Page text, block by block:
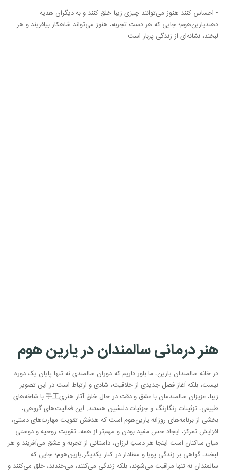
• احساس کنند هنوز می‌توانند چیزی زیبا خلق کنند و به دیگران هدیه
دهندیارین‌هوم؛ جایی که هر دستِ تجربه، هنوز می‌تواند شاهکار بیافریند و هر
لبخند، نشانه‌ای از زندگی پربار است.
هنر درمانی سالمندان در یارین هوم
در خانه سالمندان یارین، ما باور داریم که دوران سالمندی نه تنها پایان یک دوره
نیست، بلکه آغاز فصل جدیدی از خلاقیت، شادی و ارتباط است.در این تصویر
زیبا، عزیزان سالمندمان با عشق و دقت در حال خلق آثار هنری手工 با شاخه‌های
طبیعی، تزئینات رنگارنگ و جزئیات دلنشین هستند. این فعالیت‌های گروهی،
بخشی از برنامه‌های روزانه یارین‌هوم است که هدفش تقویت مهارت‌های دستی،
افزایش تمرکز، ایجاد حس مفید بودن و مهم‌تر از همه، تقویت روحیه و دوستی
میان ساکنان است.اینجا هر دستِ لرزان، داستانی از تجربه و عشق می‌آفریند و هر
لبخند، گواهی بر زندگی پویا و معنادار در کنار یکدیگر.یارین‌هوم؛ جایی که
سالمندان نه تنها مراقبت می‌شوند، بلکه زندگی می‌کنند، می‌خندند، خلق می‌کنند و